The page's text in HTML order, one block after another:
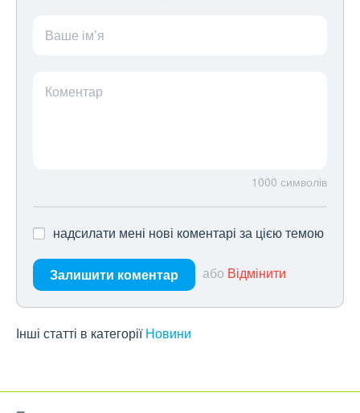
Ваше ім’я
Коментар
1000 символів
надсилати мені нові коментарі за цією темою
Залишити коментар або Відмінити
Інші статті в категорії Новини